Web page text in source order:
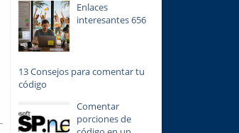
Enlaces
interesantes 656
13 Consejos para comentar tu
código
Comentar
porciones de